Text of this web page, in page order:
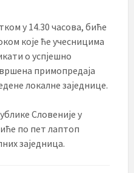
у 14.30 часова, биће
које ће учесницима
о успјешно
примопредаја
локалне заједнице.
Словеније у
по пет лаптоп
заједница.